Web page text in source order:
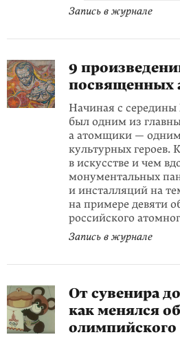
Запись в журнале
9
посвященных
Начиная с
был одним из
а атомщики —
культурных героев.
в искусстве и чем
монументальных
и инсталляций на
на примере девяти
российского
Запись в журнале
От сувенира
как менялся